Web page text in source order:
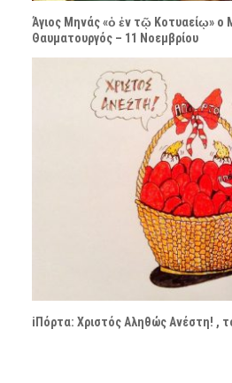
Άγιος Μηνάς «ὁ ἐν τῷ Κοτυαείῳ» ο
Θαυματουργός – 11 Νοεμβρίου
iΠόρτα: Χριστός Αληθώς Ανέστη! ,